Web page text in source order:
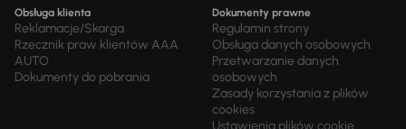
Obsługa klienta
Reklamacje/Skarga
Rzecznik praw klientów AAA
AUTO
Dokumenty do pobrania
Dokumenty prawne
Regulamin strony
Obsługa danych osobowych
Przetwarzanie danych
osobowych
Zasady korzystania z plików
cookies
Ustawienia plików cookie